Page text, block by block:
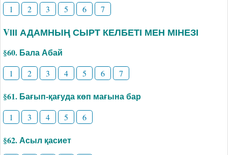
1 2 3 5 6 7
VІІІ АДАМНЫҢ СЫРТ КЕЛБЕТІ МЕН МІНЕЗІ
§60. Бала Абай
1 2 3 4 5 6 7
§61. Бағып-қағуда көп мағына бар
1 3 4 5 6
§62. Асыл қасиет